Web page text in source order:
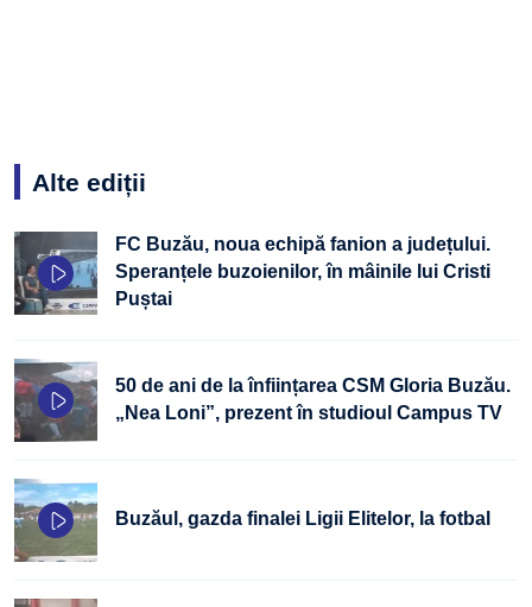
Alte ediții
FC Buzău, noua echipă fanion a județului.
Speranțele buzoienilor, în mâinile lui Cristi
Puștai
50 de ani de la înființarea CSM Gloria Buzău.
„Nea Loni”, prezent în studioul Campus TV
Buzăul, gazda finalei Ligii Elitelor, la fotbal